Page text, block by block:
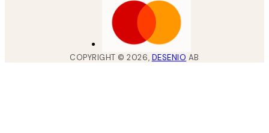
COPYRIGHT ©2026, DESENIO AB